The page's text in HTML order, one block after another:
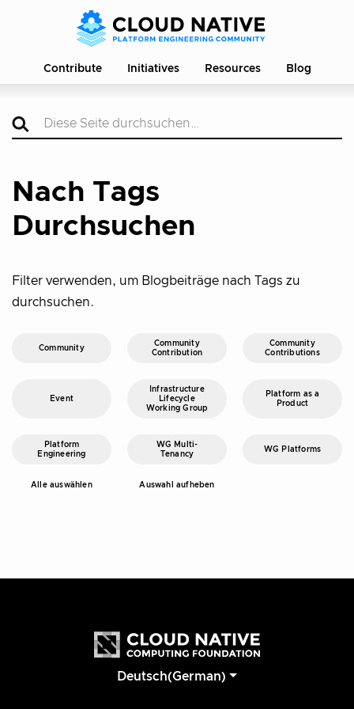
Contribute Initiatives Resources Blog
Nach Tags
Durchsuchen
Filter verwenden, um Blogbeiträge nach Tags zu
durchsuchen.
Community
Community
Contribution
Community
Contributions
Event
Infrastructure
Lifecycle
Working Group
Platform as a
Product
Platform
Engineering
WG Multi-
Tenancy
WG Platforms
Alle auswählen Auswahl aufheben
Deutsch(German)